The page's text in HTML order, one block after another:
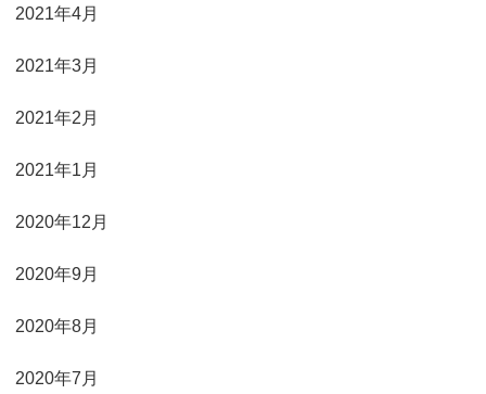
2021年4月
2021年3月
2021年2月
2021年1月
2020年12月
2020年9月
2020年8月
2020年7月